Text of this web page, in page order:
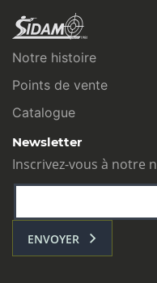
Notre histoire
Points de vente
Catalogue
Newsletter
Inscrivez-vous à notre
ENVOYER